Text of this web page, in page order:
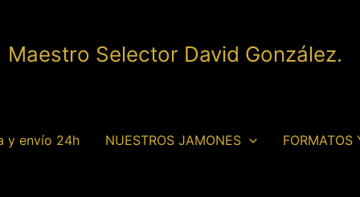
Maestro Selector David González.
y envío 24h NUESTROS JAMONES FORMATOS